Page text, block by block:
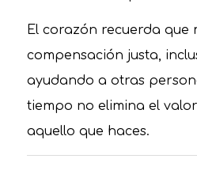
El corazón recuerda que
compensación justa,
ayudando a otras
tiempo no elimina el
aquello que haces.